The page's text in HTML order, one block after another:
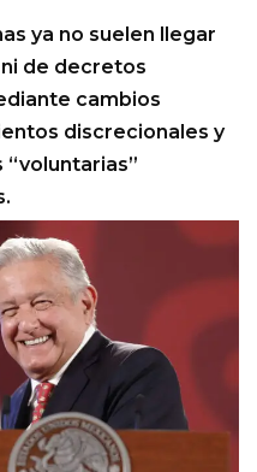
ya no suelen llegar
de decretos
cambios
discrecionales y
“voluntarias”